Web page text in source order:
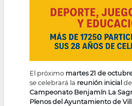
El próximo martes 21 de
se celebrará la reunión inicial
Campeonato Benjamín La
Plenos del Ayuntamiento de